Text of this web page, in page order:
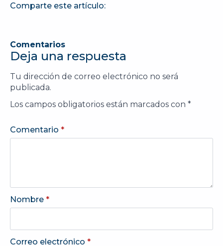
Comparte este artículo:
Comentarios
Deja una respuesta
Tu dirección de correo electrónico no será
publicada.
Los campos obligatorios están marcados con *
Comentario *
Nombre *
Correo electrónico *